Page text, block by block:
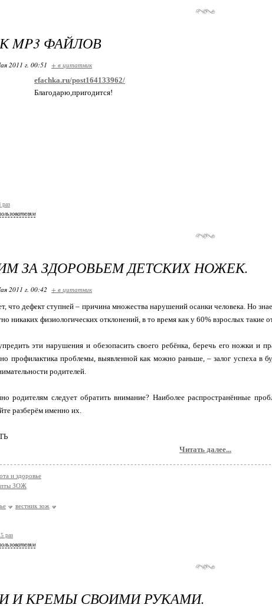
MP3 ФАЙЛОВ
2011 г. 00:51 + в цитатник
efachka.ru/post164133962/
Благодарю,пригодится!
раз
ЗА ЗДОРОВЬЕМ ДЕТСКИХ НОЖЕК.
2011 г. 00:42 + в цитатник
что дефект ступней – причина множества нарушений осанки человека. Но
никаких физиологических отклонений, в то время как у 60% взрослых такие
эти нарушения и обезопасить своего ребёнка, беречь его ножки и
профилактика проблемы, выявленной как можно раньше, – залог успеха в
родителей.
родителям следует обратить внимание? Наиболее распространённые
разберём именно их.
Читать далее...
и здоровье
ЗОЖ
вестник зож
раз
И КРЕМЫ СВОИМИ РУКАМИ.